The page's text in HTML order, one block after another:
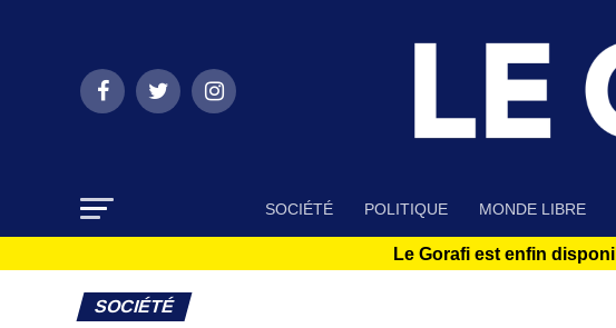
SOCIÉTÉ POLITIQUE MONDE LIBRE
Le Gorafi est enfin
SOCIÉTÉ